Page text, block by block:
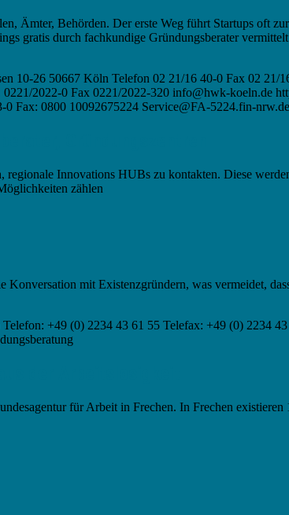
Ämter, Behörden. Der erste Weg führt Startups oft
gratis durch fachkundige Gründungsberater
10-26 50667 Köln Telefon 02 21/16 40-0 Fax 02
2022-0 Fax 0221/2022-320 info@hwk-koeln.de
Fax: 0800 10092675224 Service@FA-5224.fin-
regionale Innovations HUBs zu kontakten. Diese
zählen
mit Existenzgründern, was vermeidet,
+49 (0) 2234 43 61 55 Telefax: +49 (0) 2234
für Arbeit in Frechen. In Frechen